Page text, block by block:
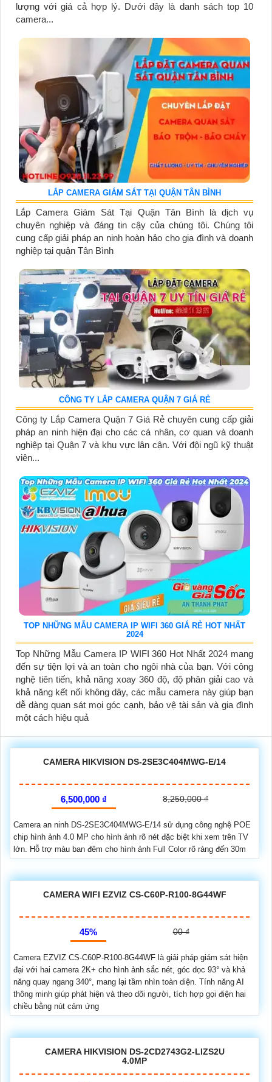
lượng với giá cả hợp lý. Dưới đây là danh sách top 10
camera...
LẮP CAMERA GIÁM SÁT TẠI QUẬN TÂN BÌNH
Lắp Camera Giám Sát Tại Quận Tân Bình là dịch vụ
chuyên nghiệp và đáng tin cậy của chúng tôi. Chúng tôi
cung cấp giải pháp an ninh hoàn hảo cho gia đình và doanh
nghiệp tại quận Tân Bình
CÔNG TY LẮP CAMERA QUẬN 7 GIÁ RẺ
Công ty Lắp Camera Quận 7 Giá Rẻ chuyên cung cấp giải
pháp an ninh hiện đại cho các cá nhân, cơ quan và doanh
nghiệp tại Quận 7 và khu vực lân cận. Với đội ngũ kỹ thuật
viên...
TOP NHỮNG MẪU CAMERA IP WIFI 360 GIÁ RẺ HOT NHẤT
2024
Top Những Mẫu Camera IP WIFI 360 Hot Nhất 2024 mang
đến sự tiện lợi và an toàn cho ngôi nhà của bạn. Với công
nghệ tiên tiến, khả năng xoay 360 độ, độ phân giải cao và
khả năng kết nối không dây, các mẫu camera này giúp bạn
dễ dàng quan sát mọi góc cạnh, bảo vệ tài sản và gia đình
một cách hiệu quả
CAMERA HIKVISION DS-2SE3C404MWG-E/14
6,500,000 ₫ 8,250,000 ₫
Camera an ninh DS-2SE3C404MWG-E/14 sử dụng công nghệ POE
chip hình ảnh 4.0 MP cho hình ảnh rõ nét đặc biệt khi xem trên TV
lớn. Hỗ trợ màu ban đêm cho hình ảnh Full Color rõ ràng đến 30m
CAMERA WIFI EZVIZ CS-C60P-R100-8G44WF
45% 00 ₫
Camera EZVIZ CS-C60P-R100-8G44WF là giải pháp giám sát hiện
đại với hai camera 2K+ cho hình ảnh sắc nét, góc dọc 93° và khả
năng quay ngang 340°, mang lại tầm nhìn toàn diện. Tính năng AI
thông minh giúp phát hiện và theo dõi người, tích hợp gọi điện hai
chiều bằng nút cảm ứng
CAMERA HIKVISION DS-2CD2743G2-LIZS2U
4.0MP